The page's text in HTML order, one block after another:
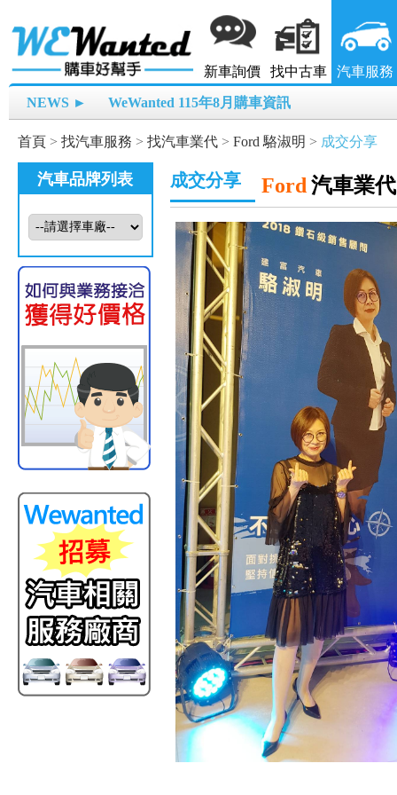
新車詢價 找中古車 汽車服務
NEWS ► WeWanted 115年8月購車資訊
首頁 > 找汽車服務 > 找汽車業代 > Ford 駱淑明 > 成交分享
汽車品牌列表 成交分享 Ford 汽車業